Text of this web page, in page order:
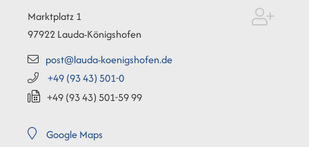
Marktplatz 1
97922Lauda-Königshofen
post@lauda-koenigshofen.de
+49 (9343) 501-0
+49 (9343) 501-5999
Google Maps